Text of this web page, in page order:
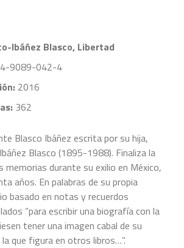
Ibáñez Blasco, Libertad
9089-042-4
2016
362
Blasco Ibáñez escrita por su hija,
Blasco (1895-1988). Finaliza la
memorias durante su exilio en México,
años. En palabras de su propia
basado en notas y recuerdos
“para escribir una biografía con la
tener una imagen cabal de su
que figura en otros libros…”.